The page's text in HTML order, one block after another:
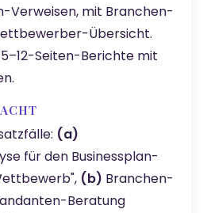
Verweisen, mit Branchen-
Übersicht.
Seiten-Berichte mit
(a)
für den Businessplan-
(b) Branchen-
Beratung